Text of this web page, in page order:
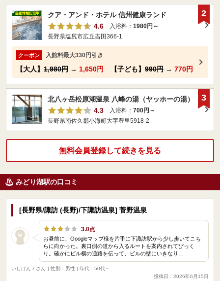
クア・アンド・ホテル 信州健康ランド
4.6
入浴料： 1980円～
長野県塩尻市広丘吉田366-1
クーポン 入館料最大330円引き
【大人】 1,980円 → 1,650円 【子ども】 990円 → 770円
2
北八ヶ岳松原湖温泉 八峰の湯（ヤッホーの湯）
4.3
入浴料： 700円～
長野県南佐久郡小海町大字豊里5918-2
3
無料会員登録して続きを見る
みどり湖駅の口コミ
[長野県/諏訪 (長野)/下諏訪温泉] 菅野温泉
3.0点
お昼前に、Googleマップ様を片手に下諏訪駅から少し歩いてこち
らに向かった。裏口側の道から入るルートを案内されてびっく
り。確かにビル横の通路を伝って、ビルの壁にいきなり…
いしけんｚさん
| 性別：男性 | 年代：50代～
投稿日：2026年6月15日